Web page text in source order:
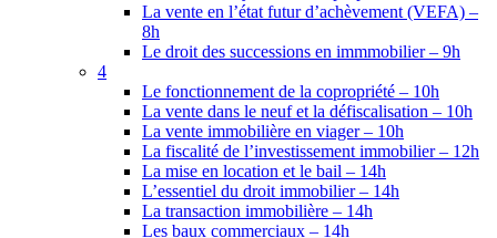
La vente en l’état futur d’achèvement (VEFA) –
8h
Le droit des successions en immmobilier – 9h
4
Le fonctionnement de la copropriété – 10h
La vente dans le neuf et la défiscalisation – 10h
La vente immobilière en viager – 10h
La fiscalité de l’investissement immobilier – 12h
La mise en location et le bail – 14h
L’essentiel du droit immobilier – 14h
La transaction immobilière – 14h
Les baux commerciaux – 14h